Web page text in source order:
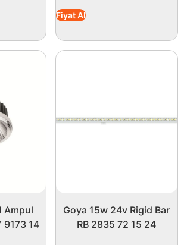
Fiyat Al
Ampul
9173 14
Goya 15w 24v Rigid Bar
RB 2835 72 15 24